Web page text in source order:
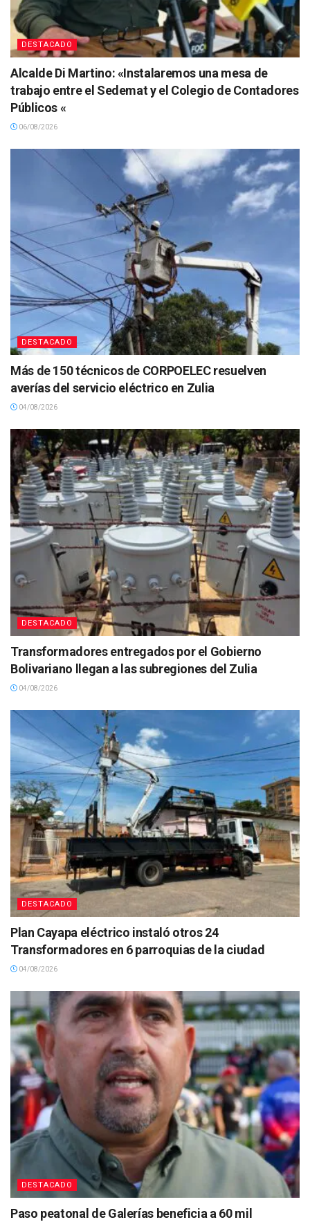
DESTACADO
Alcalde Di Martino: «Instalaremos una mesa de
trabajo entre el Sedemat y el Colegio de Contadores
Públicos «
06/08/2026
DESTACADO
Más de 150 técnicos de CORPOELEC resuelven
averías del servicio eléctrico en Zulia
04/08/2026
DESTACADO
Transformadores entregados por el Gobierno
Bolivariano llegan a las subregiones del Zulia
04/08/2026
DESTACADO
Plan Cayapa eléctrico instaló otros 24
Transformadores en 6 parroquias de la ciudad
04/08/2026
DESTACADO
Paso peatonal de Galerías beneficia a 60 mil